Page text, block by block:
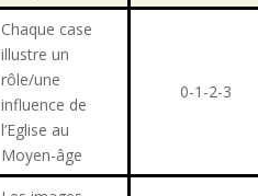
Chaque case
illustre un
rôle/une
influence de
l’Eglise au
Moyen-âge
0-1-2-3